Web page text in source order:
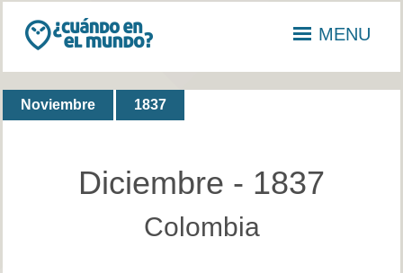
MENU
Noviembre 1837
Diciembre - 1837
Colombia